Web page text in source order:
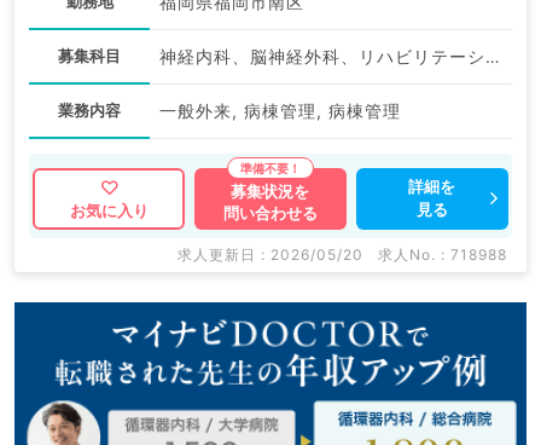
募集科目 神経内科、脳神経外科、リハビリテーション科
業務内容 一般外来, 病棟管理, 病棟管理
お気に入り
募集状況を
問い合わせる
詳細を
見る
求人更新日 : 2026/05/20 求人No. : 718988